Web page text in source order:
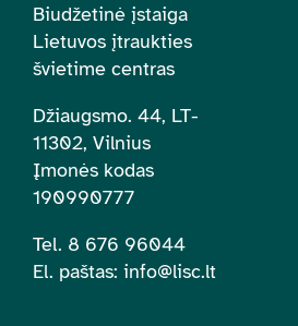
Biudžetinė įstaiga
Lietuvos įtraukties
švietime centras
Džiaugsmo. 44, LT-
11302, Vilnius
Įmonės kodas
190990777
Tel. 8 676 96044
El. paštas: info@lisc.lt